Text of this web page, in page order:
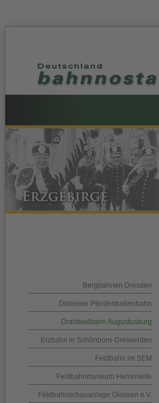
Bergbahnen Dresden
Döbelner Pferdestraßenbahn
Drahtseilbahn Augustusburg
Erzbahn in Schönborn-Dreiwerden
Feldbahn im SEM
Feldbahnmuseum Herrenleite
Feldbahnschauanlage Glossen e.V.